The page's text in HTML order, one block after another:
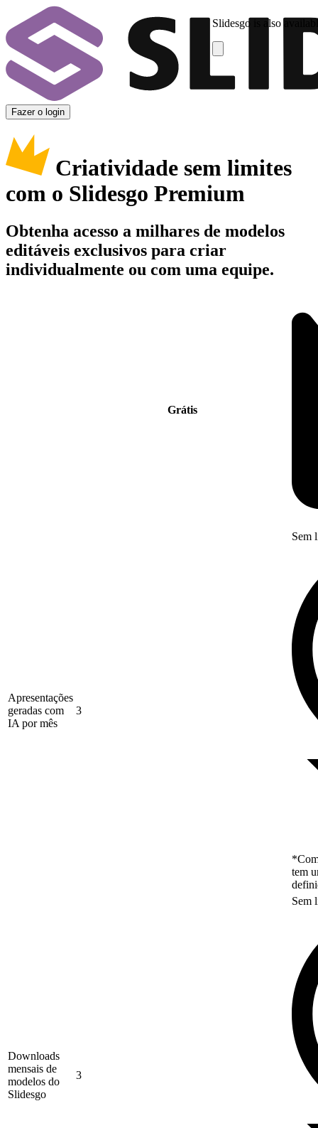
Slidesgo is also
Fazer o login
Criatividade sem limites
com o Slidesgo Premium
Obtenha acesso a milhares de modelos
editáveis exclusivos para criar
individualmente ou com uma equipe.
Grátis
Apresentações
geradas com
IA por mês
3
Sem
tem
Downloads
mensais de
modelos do
Slidesgo
3
Sem